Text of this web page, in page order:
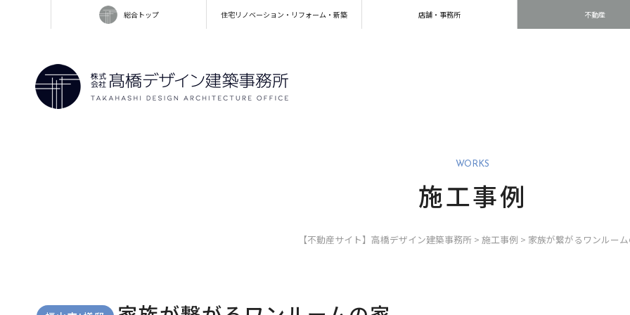
総合トップ 住宅リノベーション・リフォーム・新築 店舗・事務所 不動産
WORKS
施工事例
【不動産サイト】高橋デザイン建築事務所 > 施工事例 > 家族が繋がるワンルー